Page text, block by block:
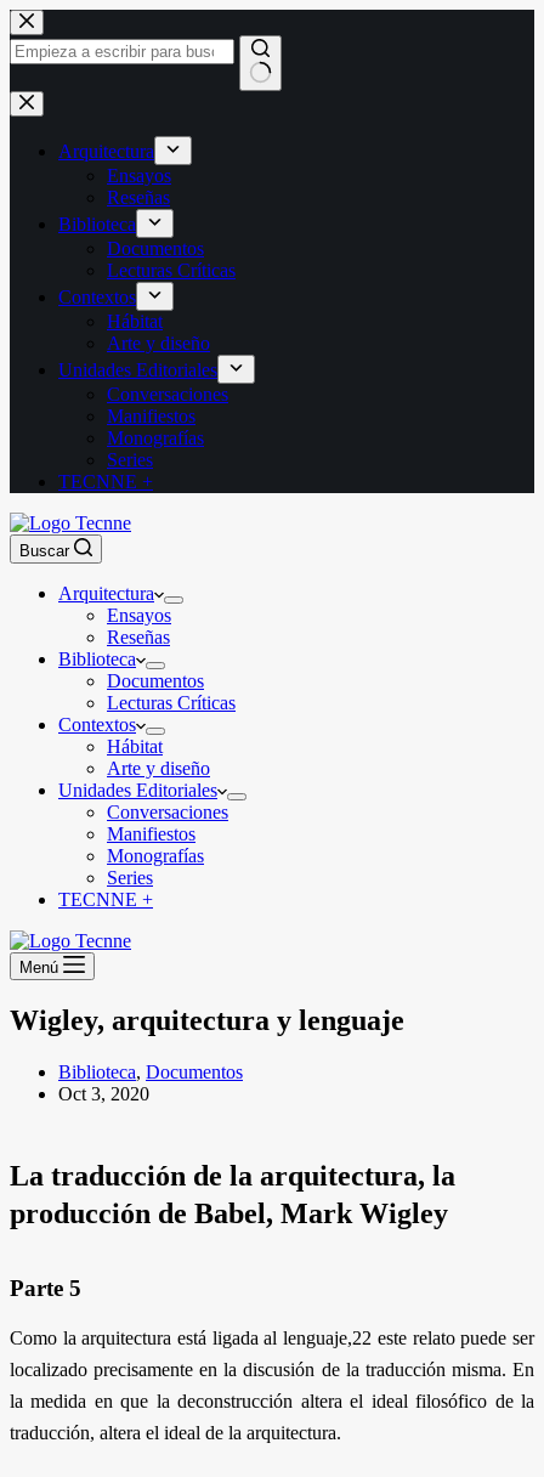
Saltar
al
contenido
Sin
resultados
Arquitectura
Ensayos
Reseñas
Biblioteca
Documentos
Lecturas Críticas
Contextos
Hábitat
Arte y diseño
Unidades Editoriales
Conversaciones
Manifiestos
Monografías
Series
TECNNE +
Buscar
Arquitectura
Ensayos
Reseñas
Biblioteca
Documentos
Lecturas Críticas
Contextos
Hábitat
Arte y diseño
Unidades Editoriales
Conversaciones
Manifiestos
Monografías
Series
TECNNE +
Menú
Wigley, arquitectura y lenguaje
Biblioteca, Documentos
Oct 3, 2020
La traducción de la arquitectura, la
producción de Babel, Mark Wigley
Parte 5
Como la arquitectura está ligada al lenguaje,22 este relato puede ser
localizado precisamente en la discusión de la traducción misma. En
la medida en que la deconstrucción altera el ideal filosófico de la
traducción, altera el ideal de la arquitectura.